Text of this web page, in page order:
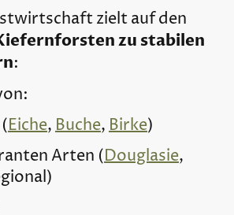
zielt auf den
zu stabilen
:
Eiche,Buche,Birke)
Arten (Douglasie,